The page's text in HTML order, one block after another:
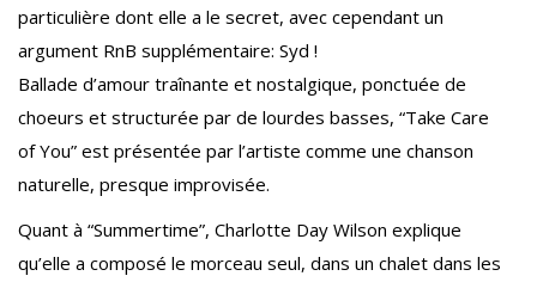
particulière dont elle a le secret, avec cependant un
argument RnB supplémentaire: Syd !
Ballade d’amour traînante et nostalgique, ponctuée de
choeurs et structurée par de lourdes basses, “Take Care
of You” est présentée par l’artiste comme une chanson
naturelle, presque improvisée.
Quant à “Summertime”, Charlotte Day Wilson explique
qu’elle a composé le morceau seul, dans un chalet dans les